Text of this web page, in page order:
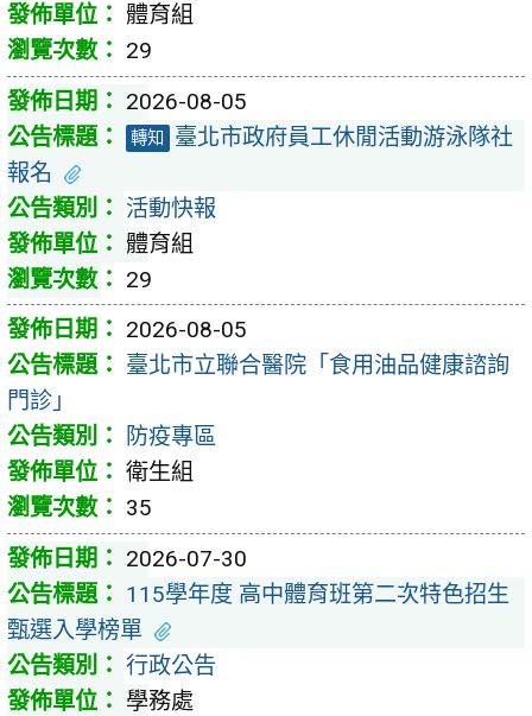
體育組
29
2026-08-05
轉知
臺北市政府員工休閒活動游泳隊社
報名
活動快報
體育組
29
2026-08-05
臺北市立聯合醫院「食用油品健康諮詢
門診」
防疫專區
衛生組
35
2026-07-30
115學年度 高中體育班第二次特色招生
甄選入學榜單
行政公告
學務處